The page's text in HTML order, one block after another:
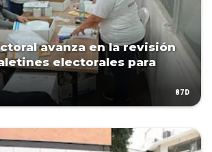
avanza en la revisión
electorales para
87D